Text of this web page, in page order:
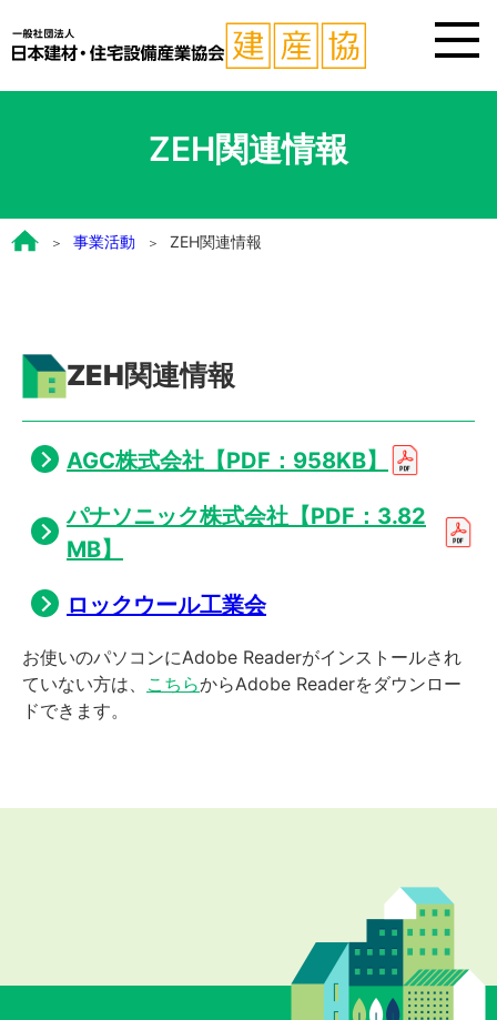
ZEH関連情報
事業活動 ZEH関連情報
ZEH関連情報
AGC株式会社【PDF：958KB】
パナソニック株式会社【PDF：3.82
MB】
ロックウール工業会
お使いのパソコンにAdobe Readerがインストールされ
ていない方は、 こちらからAdobe Readerをダウンロー
ドできます。